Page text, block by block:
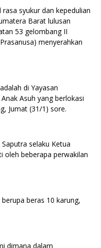
rasa syukur dan kepedulian
Barat lulusan
53 gelombang II
menyerahkan
di Yayasan
Asuh yang berlokasi
Jumat (31/1) sore.
selaku Ketua
oleh beberapa perwakilan
beras 10 karung,
dimana dalam